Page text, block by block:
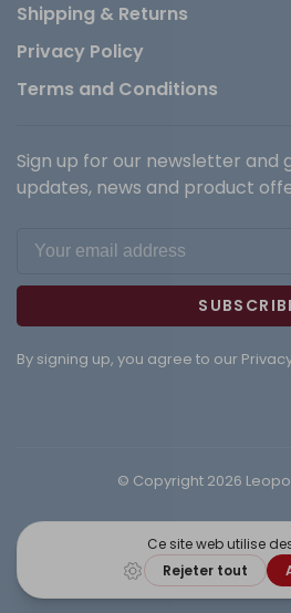
Shipping & Returns
Privacy Policy
Terms and Conditions
Sign up for our newsletter and
updates, news and product
By signing up, you agree to our
© Copyright 2026